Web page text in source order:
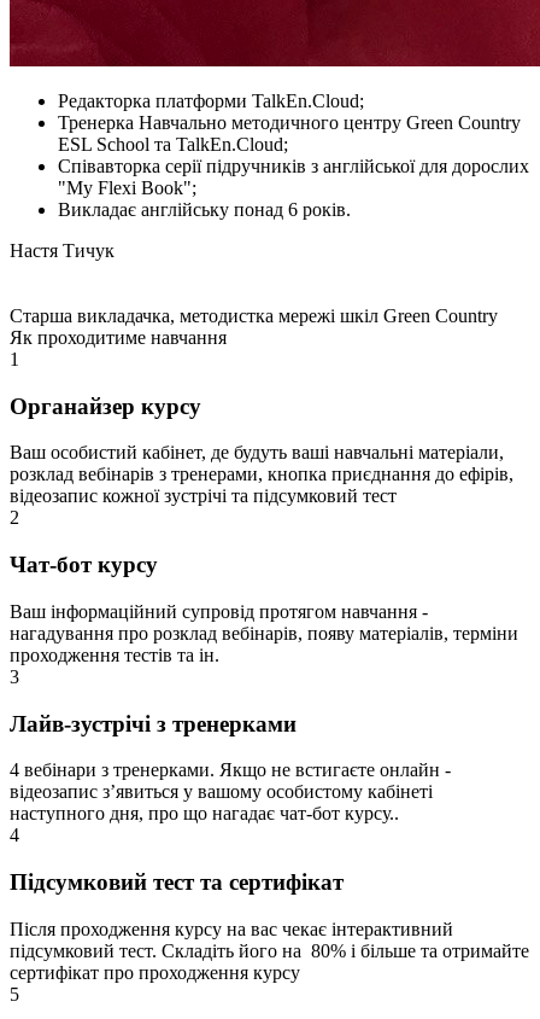
Редакторка платформи TalkEn.Cloud;
Тренерка Навчально методичного центру Green Country
ESL School та TalkEn.Cloud;
Співавторка серії підручників з англійської для дорослих
"My Flexi Book";
Викладає англійську понад 6 років.
Настя Тичук
Старша викладачка, методистка мережі шкіл Green Country
Як проходитиме навчання
1
Органайзер курсу
Ваш особистий кабінет, де будуть ваші навчальні матеріали,
розклад вебінарів з тренерами, кнопка приєднання до ефірів,
відеозапис кожної зустрічі та підсумковий тест
2
Чат-бот курсу
Ваш інформаційний супровід протягом навчання -
нагадування про розклад вебінарів, появу матеріалів, терміни
проходження тестів та ін.
3
Лайв-зустрічі з тренерками
4 вебінари з тренерками. Якщо не встигаєте онлайн -
відеозапис зʼявиться у вашому особистому кабінеті
наступного дня, про що нагадає чат-бот курсу..
4
Підсумковий тест та сертифікат
Після проходження курсу на вас чекає інтерактивний
підсумковий тест. Складіть його на 80% і більше та отримайте
сертифікат про проходження курсу
5